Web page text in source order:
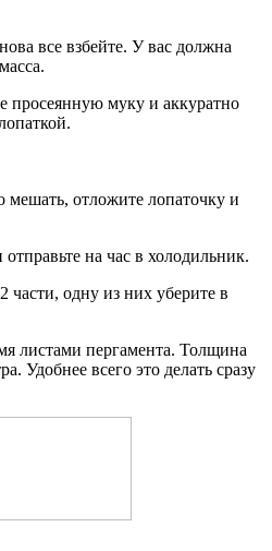
все взбейте. У вас должна
просеянную муку и аккуратно
мешать, отложите лопаточку и
отправьте на час в холодильник.
части, одну из них уберите в
листами пергамента. Толщина
Удобнее всего это делать сразу